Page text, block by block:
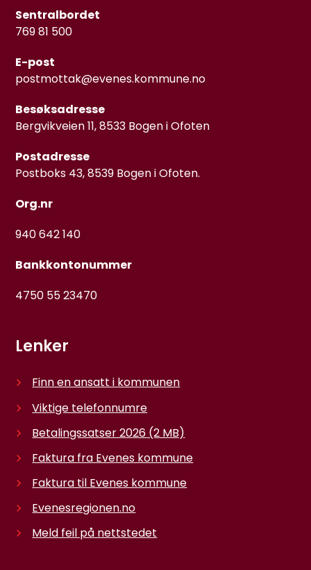
Sentralbordet
769 81 500
E-post
postmottak@evenes.kommune.no
Besøksadresse
Bergvikveien 11, 8533 Bogen i Ofoten
Postadresse
Postboks 43, 8539 Bogen i Ofoten.
Org.nr
940 642 140
Bankkontonummer
4750 55 23470
Lenker
Finn en ansatt i kommunen
Viktige telefonnumre
Betalingssatser 2026 (2 MB)
Faktura fra Evenes kommune
Faktura til Evenes kommune
Evenesregionen.no
Meld feil på nettstedet